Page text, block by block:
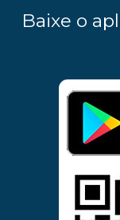
Baixe o